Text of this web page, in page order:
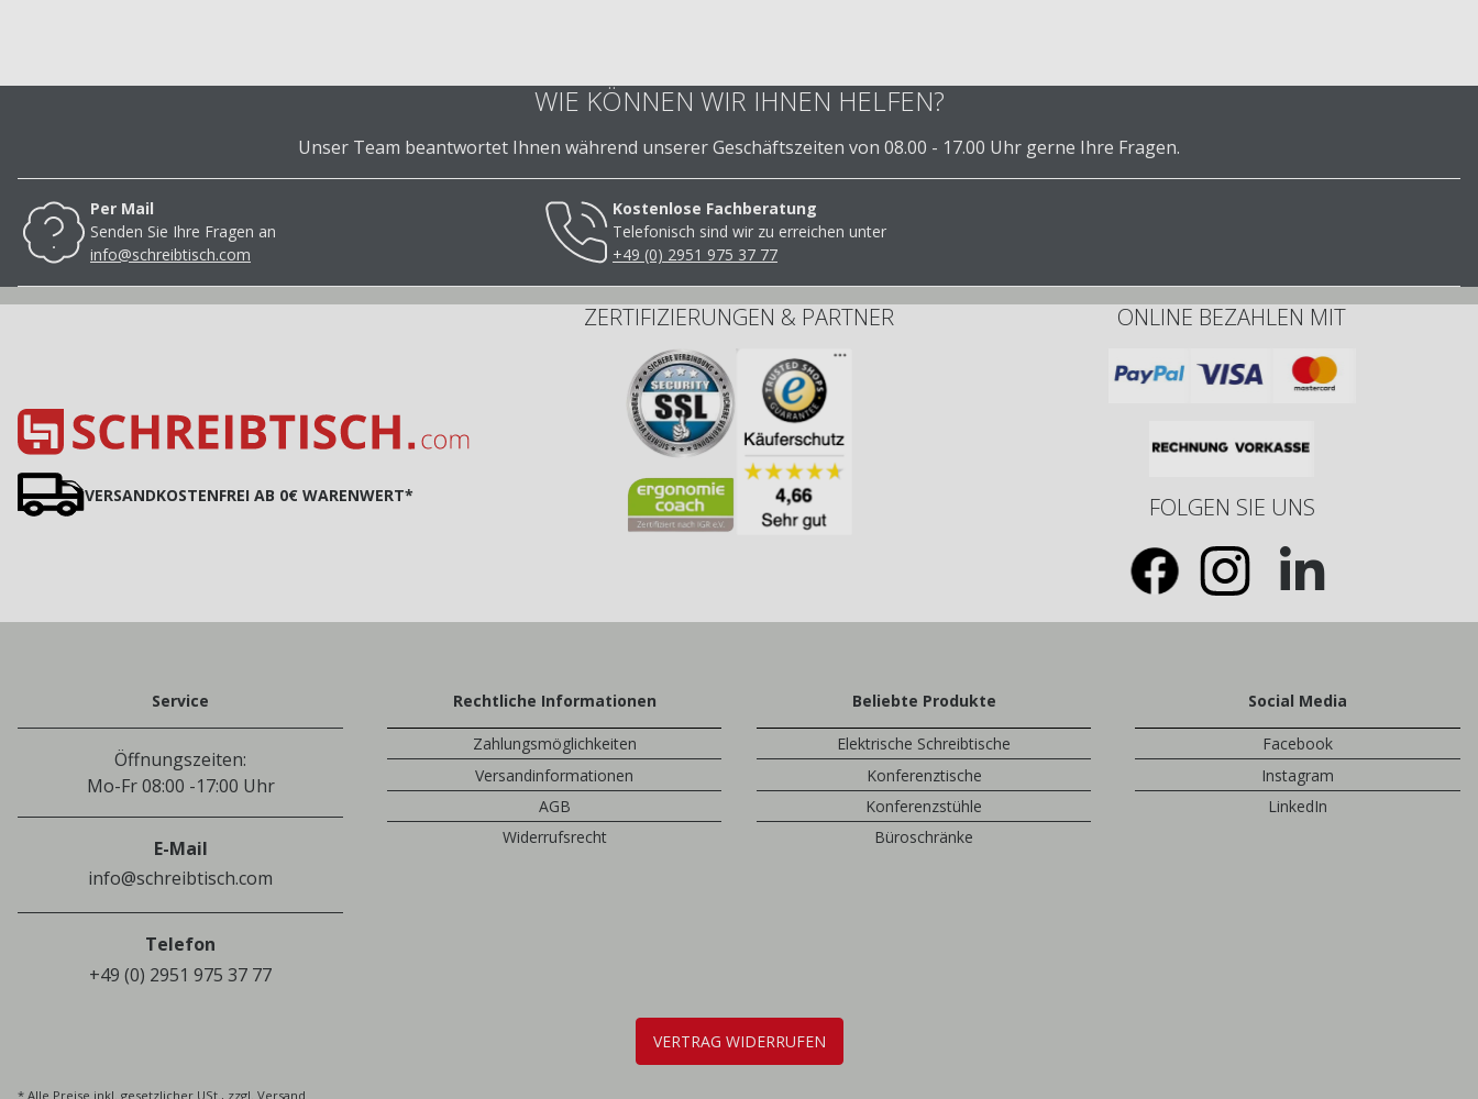
WIE KÖNNEN WIR IHNEN HELFEN?
Unser Team beantwortet Ihnen während unserer Geschäftszeiten von 08.00 - 17.00 Uhr gerne Ihre Fragen.
Per Mail
Senden Sie Ihre Fragen an
info@schreibtisch.com
Kostenlose Fachberatung
Telefonisch sind wir zu erreichen unter
+49 (0) 2951 975 37 77
VERSANDKOSTENFREI AB 0€ WARENWERT*
ZERTIFIZIERUNGEN & PARTNER ONLINE BEZAHLEN MIT
FOLGEN SIE UNS
Service
Öffnungszeiten:
Mo-Fr 08:00 -17:00 Uhr
E-Mail
info@schreibtisch.com
Telefon
+49 (0) 2951 975 37 77
Rechtliche Informationen
Zahlungsmöglichkeiten
Versandinformationen
AGB
Widerrufsrecht
Beliebte Produkte
Elektrische Schreibtische
Konferenztische
Konferenzstühle
Büroschränke
Social Media
Facebook
Instagram
LinkedIn
VERTRAG WIDERRUFEN
* Alle Preise inkl. gesetzlicher USt., zzgl. Versand